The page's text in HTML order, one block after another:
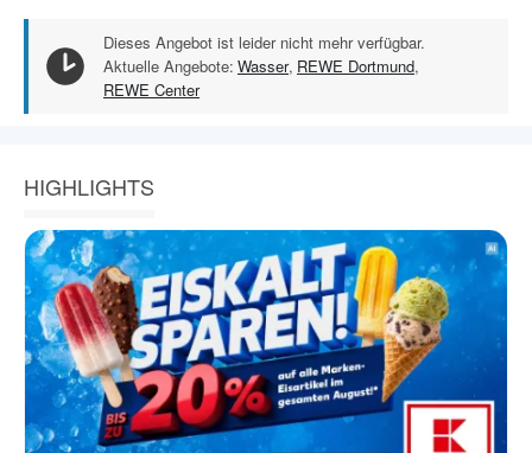
Dieses Angebot ist leider nicht mehr verfügbar.
Aktuelle Angebote: Wasser, REWE Dortmund,
REWE Center
HIGHLIGHTS